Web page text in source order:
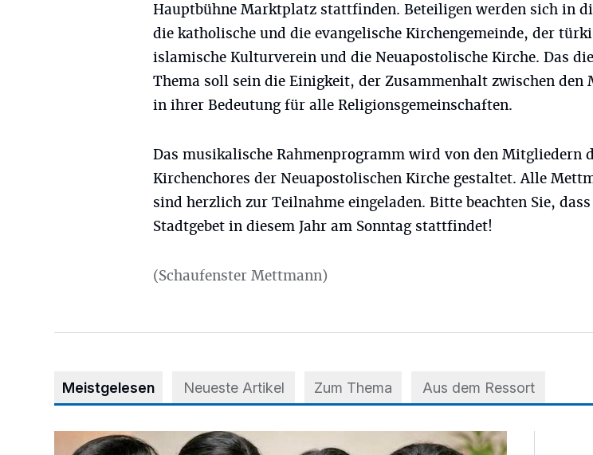
Hauptbühne Marktplatz stattfinden. Beteiligen werden sich in
die katholische und die evangelische Kirchengemeinde, der
islamische Kulturverein und die Neuapostolische Kirche. Das
Thema soll sein die Einigkeit, der Zusammenhalt zwischen den
in ihrer Bedeutung für alle Religionsgemeinschaften.
Das musikalische Rahmenprogramm wird von den Mitgliedern
Kirchenchores der Neuapostolischen Kirche gestaltet. Alle
sind herzlich zur Teilnahme eingeladen. Bitte beachten Sie, dass
Stadtgebet in diesem Jahr am Sonntag stattfindet!
(Schaufenster Mettmann)
Meistgelesen Neueste Artikel Zum Thema Aus dem Ressort
Nach Betrug: Azubis der Diakonie hoffen auf Hilfe